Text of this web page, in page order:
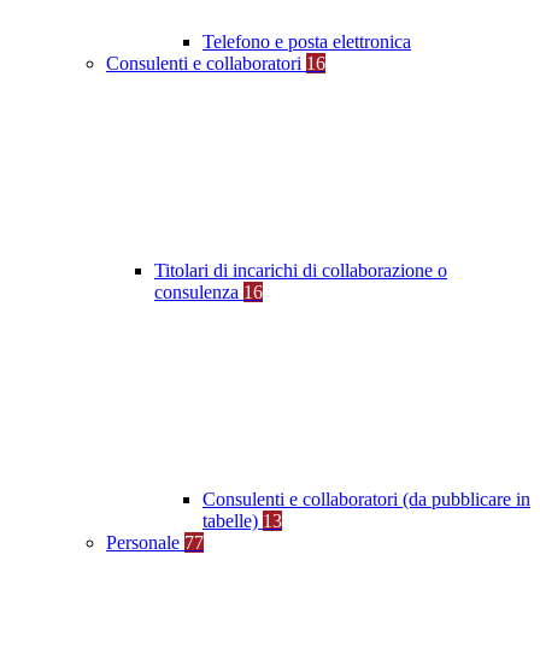
Telefono e posta elettronica
Consulenti e collaboratori 16
Titolari di incarichi di collaborazione o
consulenza 16
Consulenti e collaboratori (da pubblicare in
tabelle) 13
Personale 77